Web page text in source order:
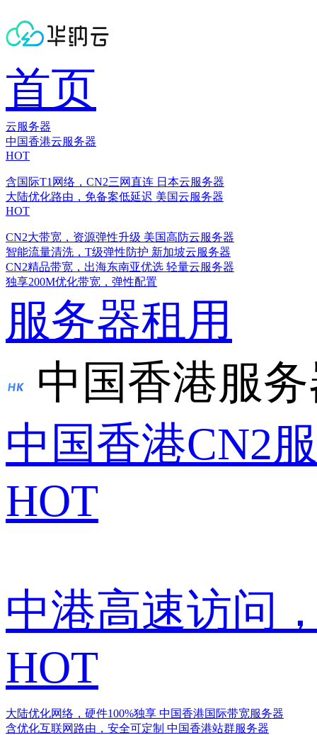
首页
云服务器
中国香港云服务器
HOT
含国际T1网络，CN2三网直连 日本云服务器
大陆优化路由，免备案低延迟 美国云服务器
HOT
CN2大带宽，资源弹性升级 美国高防云服务器
智能流量清洗，T级弹性防护 新加坡云服务器
CN2精品带宽，出海东南亚优选 轻量云服务器
独享200M优化带宽，弹性配置
服务器租用
中国香港服
中国香港CN2
HOT
中港高速访问
HOT
大陆优化网络，硬件100%独享 中国香港国际带宽服务器
含优化互联网路由，安全可定制 中国香港站群服务器